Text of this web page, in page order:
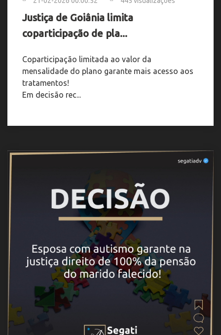
Justiça de Goiânia limita
coparticipação de pla...
Coparticipação limitada ao valor da
mensalidade do plano garante mais acesso aos
tratamentos!
Em decisão rec...